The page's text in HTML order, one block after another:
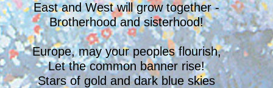
East and West will grow together -
Brotherhood and sisterhood!
Europe, may your peoples flourish,
Let the common banner rise!
Stars of gold and dark blue skies